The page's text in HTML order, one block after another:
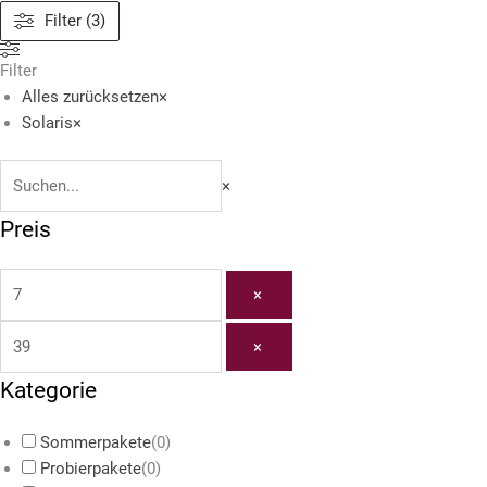
Filter (3)
Filter
Alles zurücksetzen×
Solaris×
Suchen
×
Preis
×
×
Kategorie
Sommerpakete(0)
Probierpakete(0)